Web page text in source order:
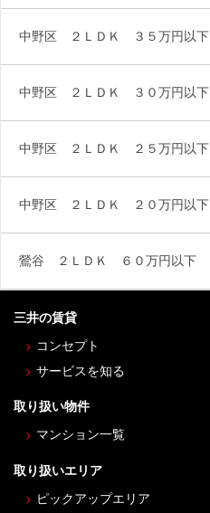
中野区 ２ＬＤＫ ３５万円以下
中野区 ２ＬＤＫ ３０万円以下
中野区 ２ＬＤＫ ２５万円以下
中野区 ２ＬＤＫ ２０万円以下
鶯谷 ２ＬＤＫ ６０万円以下
三井の賃貸
コンセプト
サービスを知る
取り扱い物件
マンション一覧
取り扱いエリア
ピックアップエリア